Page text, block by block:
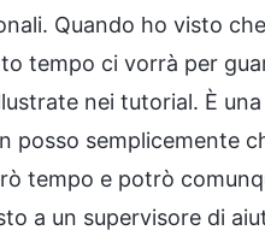
Quando ho visto
tempo ci vorrà per
nei tutorial. È
posso semplicemente
tempo e potrò
a un supervisore di